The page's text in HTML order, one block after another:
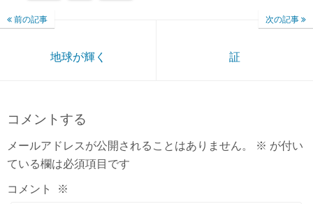
前の記事
地球が輝く
次の記事
証
コメントする
メールアドレスが公開されることはありません。 ※ が付い
ている欄は必須項目です
コメント ※